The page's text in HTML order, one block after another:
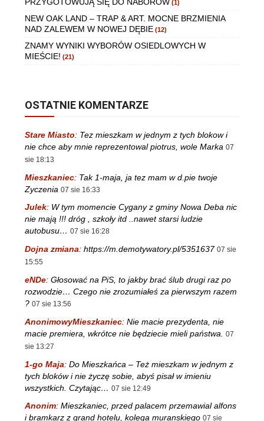
(1)
NEW OAK LAND – TRAP & ART. MOCNE BRZMIENIA
NAD ZALEWEM W NOWEJ DĘBIE (12)
ZNAMY WYNIKI WYBORÓW OSIEDLOWYCH W
MIEŚCIE! (21)
OSTATNIE KOMENTARZE
Stare Miasto: Tez mieszkam w jednym z tych blokow i
nie chce aby mnie reprezentowal piotrus, wole Marka 07
sie 18:13
Mieszkaniec: Tak 1-maja, ja tez mam w d.pie twoje
Zyczenia 07 sie 16:33
Julek: W tym momencie Cygany z gminy Nowa Deba nic
nie mają !!! dróg , szkoły itd ..nawet starsi ludzie
autobusu… 07 sie 16:28
Dojna zmiana: https://m.demotywatory.pl/5351637 07 sie
15:55
eNDe: Głosować na PiS, to jakby brać ślub drugi raz po
rozwodzie… Czego nie zrozumiałeś za pierwszym razem
? 07 sie 13:56
AnonimowyMieszkaniec: Nie macie prezydenta, nie
macie premiera, wkrótce nie będziecie mieli państwa.
07
sie 13:27
1-go Maja: Do Mieszkańca – Też mieszkam w jednym z
tych bloków i nie życzę sobie, abyś pisał w imieniu
wszystkich. Czytając… 07 sie 12:49
Anonim: Mieszkaniec, przed palacem przemawial alfons
i bramkarz z grand hotelu, kolega muranskiego 07 sie